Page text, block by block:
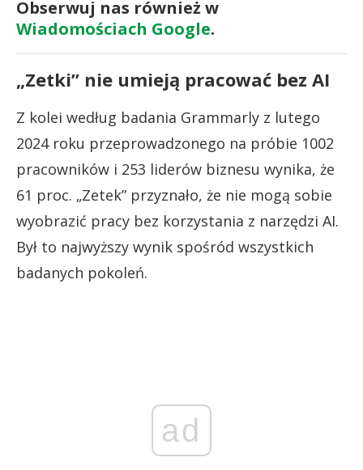
Obserwuj nas również w
Wiadomościach Google.
„Zetki” nie umieją pracować bez AI
Z kolei według badania Grammarly z lutego
2024 roku przeprowadzonego na próbie 1002
pracowników i 253 liderów biznesu wynika, że
61 proc. „Zetek” przyznało, że nie mogą sobie
wyobrazić pracy bez korzystania z narzędzi AI.
Był to najwyższy wynik spośród wszystkich
badanych pokoleń.
ad